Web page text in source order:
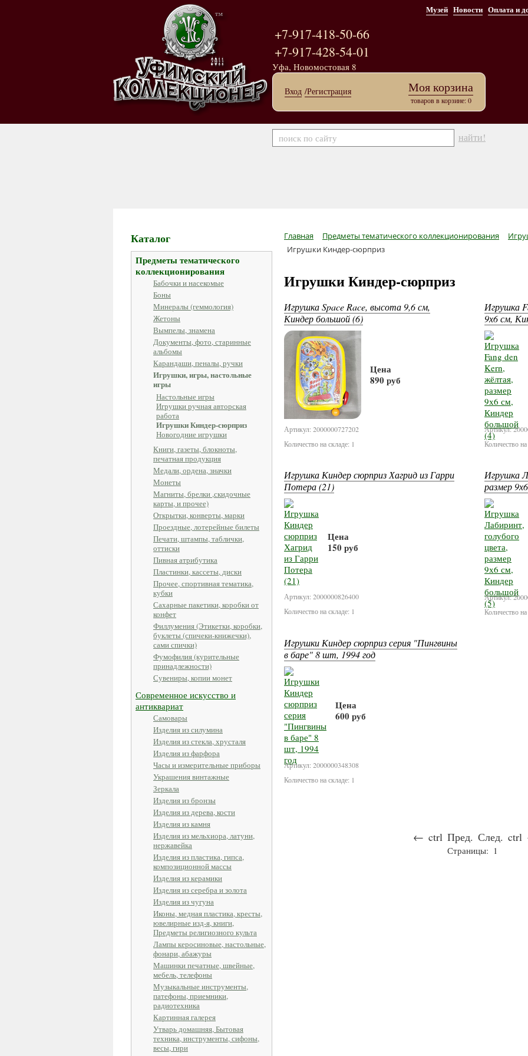
Музей Новости Оплата и
+7-917-418-50-66
+7-917-428-54-01
Уфа, Новомостовая 8
Вход /Регистрация Моя корзина
товаров в корзине: 0
найти!
Каталог
Предметы тематического
коллекционирования
Бабочки и насекомые
Боны
Минералы (геммология)
Жетоны
Вымпелы, знамена
Документы, фото, старинные
альбомы
Карандаши, пеналы, ручки
Игрушки, игры, настольные
игры
Настольные игры
Игрушки ручная авторская
работа
Игрушки Киндер-сюрприз
Новогодние игрушки
Книги, газеты, блокноты,
печатная продукция
Медали, ордена, значки
Монеты
Магниты, брелки ,скидочные
карты, и прочее)
Открытки, конверты, марки
Проездные, лотерейные билеты
Печати, штампы, таблички,
оттиски
Пивная атрибутика
Пластинки, кассеты, диски
Прочее, спортивная тематика,
кубки
Сахарные пакетики, коробки от
конфет
Филлумения (Этикетки, коробки,
буклеты (спичеки-книжечки),
сами спички)
Фумофилия (курительные
принадлежности)
Сувениры, копии монет
Современное искусство и
антиквариат
Самовары
Изделия из силумина
Изделия из стекла, хрусталя
Изделия из фарфора
Часы и измерительные приборы
Украшения винтажные
Зеркала
Изделия из бронзы
Изделия из дерева, кости
Изделия из камня
Изделия из мельхиора, латуни,
нержавейка
Изделия из пластика, гипса,
композиционной массы
Изделия из керамики
Изделия из серебра и золота
Изделия из чугуна
Иконы, медная пластика, кресты,
ювелирные изд-я, книги,
Предметы религиозного культа
Лампы керосиновые, настольные,
фонари, абажуры
Машинки печатные, швейные,
мебель, телефоны
Музыкальные инструменты,
патефоны, приемники,
радиотехника
Картинная галерея
Утварь домашняя, Бытовая
техника, инструменты, сифоны,
весы, гири
Главная Предметы тематического коллекционирования
Игрушки Киндер-сюрприз
Игрушки Киндер-сюрприз
Игрушка Space Race, высота 9,6 см,
Киндер большой (6)
Цена
890 руб
Артикул: 2000000727202
Количество на складе: 1
Игрушка
9х6 см,
Артикул:
Количество
Игрушка Киндер сюрприз Хагрид из Гарри
Потера (21)
Цена
150 руб
Артикул: 2000000826400
Количество на складе: 1
Игрушка
размер
Артикул:
Количество
Игрушки Киндер сюрприз серия "Пингвины
в баре" 8 шт, 1994 год
Цена
600 руб
Артикул: 2000000348308
Количество на складе: 1
← ctrl Пред. След. ctrl
Страницы: 1